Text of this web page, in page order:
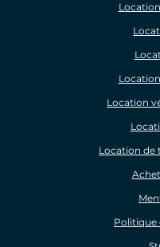
Location
Location
Politique